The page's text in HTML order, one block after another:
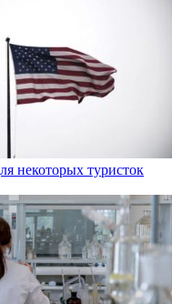
некоторых туристок